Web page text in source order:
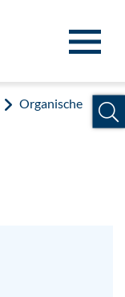
Organische